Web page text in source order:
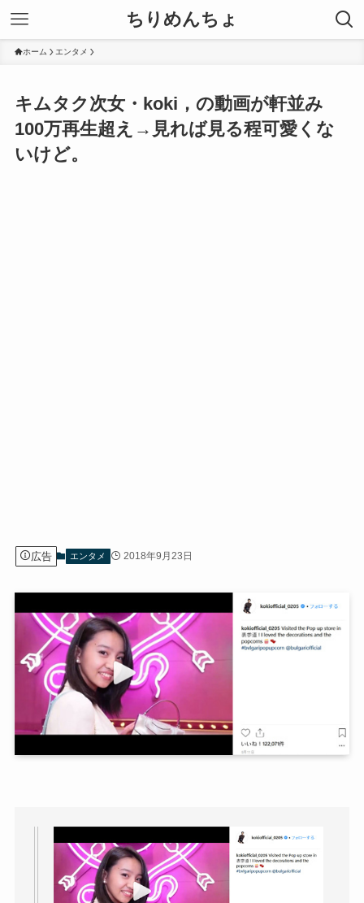
ちりめんちょ
ホーム エンタメ
キムタク次女・koki，の動画が軒並み
100万再生超え→見れば見る程可愛くな
いけど。
広告 エンタメ 2018年9月23日